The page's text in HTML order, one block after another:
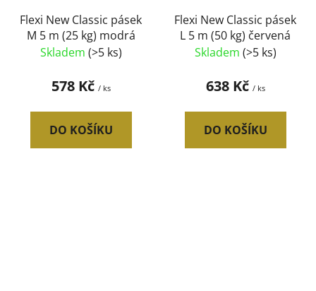
Flexi New Classic pásek
M 5 m (25 kg) modrá
Skladem (>5 ks)
578 Kč / ks
DO KOŠÍKU
Flexi New Classic pásek
L 5 m (50 kg) červená
Skladem (>5 ks)
638 Kč / ks
DO KOŠÍKU